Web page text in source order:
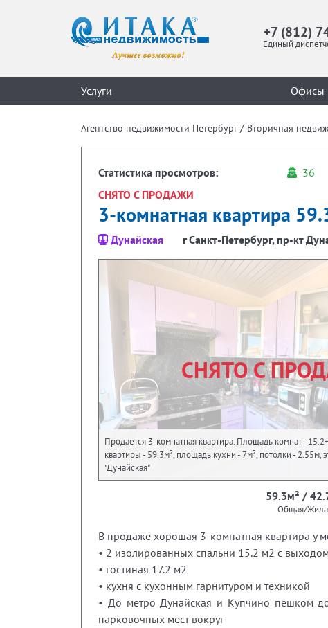
+7 (812)
Единый
Услуги Офисы
Агентство недвижимости Петербург / Вторичная
Статистика просмотров:
36
СНЯТО С ПРОДАЖИ
3-комнатная квартира
Дунайская
г Санкт-Петербург, пр-кт
СНЯТО С
Продается 3-комнатная квартира. Площадь комнат -
квартиры - 59.3м², площадь кухни - 7м², потолки -
"Дунайская"
59.3м² /
Общая/
В продаже хорошая 3-комнатная квартира у
• 2 изолированных спальни 15.2 м2 с
• гостиная 17.2 м2
• кухня с кухонным гарнитуром и техникой
• До метро Дунайская и Купчино пешком
парковочных мест вокруг